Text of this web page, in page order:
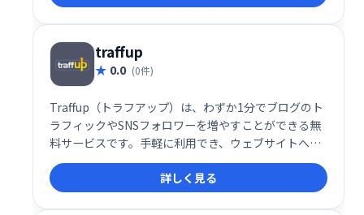
traffup
0.0 (0件)
Traffup（トラフアップ）は、わずか1分でブログのト
ラフィックやSNSフォロワーを増やすことができる無
料サービスです。手軽に利用でき、ウェブサイトへの
アクセス数やSNSのエンゲージメント向上を支援しま
す。ブログ運営者やSNSアカウント保有者にとって、
集客促進に役立つ強力なツールです。
詳しく見る